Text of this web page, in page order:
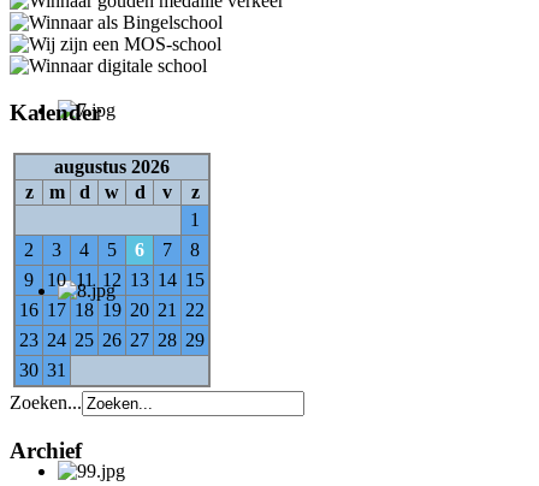
Kalender
augustus 2026
z
m d w d v
z
1
2
3 4 5 6 7
8
9
10 11 12 13 14 15
16 17 18 19 20 21
22
23 24 25 26 27 28 29
30 31
Zoeken...
Archief